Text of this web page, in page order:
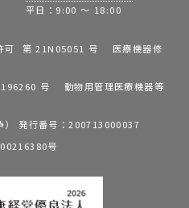
平日：9:00 ～ 18:00
可 第 21N05051 号 医療機器修
号 動物用管理医療機器等
） 発行番号：200713000037
号